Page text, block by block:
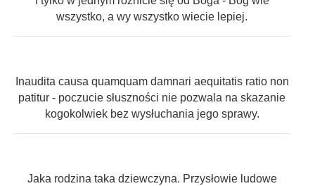
wszystko, a wy wszystko wiecie lepiej.
Inaudita causa quamquam damnari aequitatis ratio non
patitur - poczucie słuszności nie pozwala na skazanie
kogokolwiek bez wysłuchania jego sprawy.
Jaka rodzina taka dziewczyna. Przysłowie ludowe